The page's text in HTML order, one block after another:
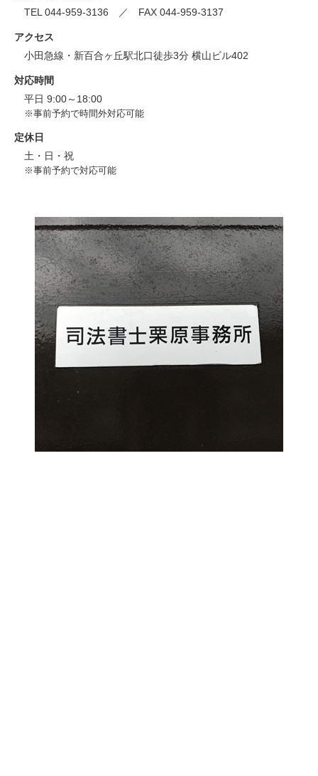
TEL 044-959-3136 ／ FAX 044-959-3137
アクセス
小田急線・新百合ヶ丘駅北口徒歩3分 横山ビル402
対応時間
平日 9:00～18:00
※事前予約で時間外対応可能
定休日
土・日・祝
※事前予約で対応可能